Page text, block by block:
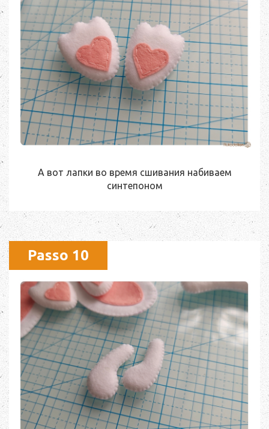
А вот лапки во время сшивания набиваем
синтепоном
Passo 10